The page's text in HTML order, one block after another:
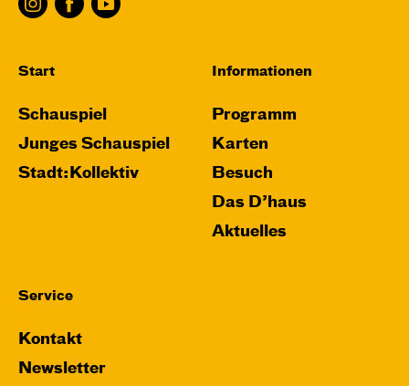
Start
Schauspiel
Junges Schauspiel
Stadt:Kollektiv
Informationen
Programm
Karten
Besuch
Das D’haus
Aktuelles
Service
Kontakt
Newsletter